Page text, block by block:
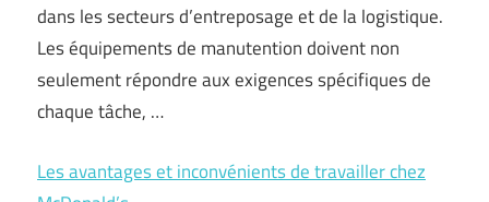
dans les secteurs d’entreposage et de la logistique.
Les équipements de manutention doivent non
seulement répondre aux exigences spécifiques de
chaque tâche, …
Les avantages et inconvénients de travailler chez